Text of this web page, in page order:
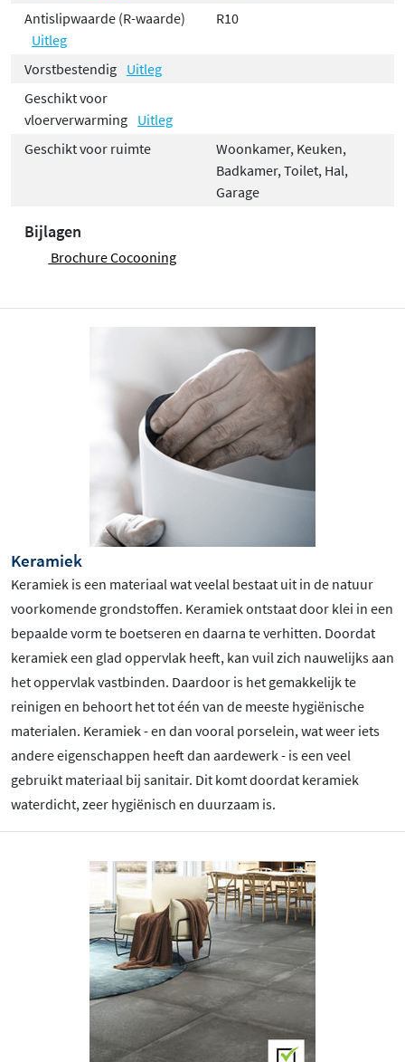
Antislipwaarde (R-waarde)
Uitleg
R10
Vorstbestendig Uitleg
Geschikt voor
vloerverwarming Uitleg
Geschikt voor ruimte
Woonkamer, Keuken,
Badkamer, Toilet, Hal,
Garage
Bijlagen
Brochure Cocooning
Keramiek
Keramiek is een materiaal wat veelal bestaat uit in de natuur
voorkomende grondstoffen. Keramiek ontstaat door klei in een
bepaalde vorm te boetseren en daarna te verhitten. Doordat
keramiek een glad oppervlak heeft, kan vuil zich nauwelijks aan
het oppervlak vastbinden. Daardoor is het gemakkelijk te
reinigen en behoort het tot één van de meeste hygiënische
materialen. Keramiek - en dan vooral porselein, wat weer iets
andere eigenschappen heeft dan aardewerk - is een veel
gebruikt materiaal bij sanitair. Dit komt doordat keramiek
waterdicht, zeer hygiënisch en duurzaam is.